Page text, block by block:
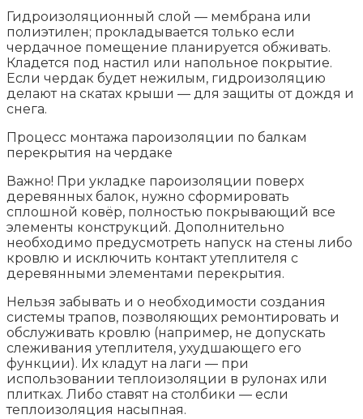
Гидроизоляционный слой — мембрана или
полиэтилен; прокладывается только если
чердачное помещение планируется обживать.
Кладется под настил или напольное покрытие.
Если чердак будет нежилым, гидроизоляцию
делают на скатах крыши — для защиты от дождя и
снега.
Процесс монтажа пароизоляции по балкам
перекрытия на чердаке
Важно! При укладке пароизоляции поверх
деревянных балок, нужно сформировать
сплошной ковёр, полностью покрывающий все
элементы конструкций. Дополнительно
необходимо предусмотреть напуск на стены либо
кровлю и исключить контакт утеплителя с
деревянными элементами перекрытия.
Нельзя забывать и о необходимости создания
системы трапов, позволяющих ремонтировать и
обслуживать кровлю (например, не допускать
слеживания утеплителя, ухудшающего его
функции). Их кладут на лаги — при
использовании теплоизоляции в рулонах или
плитках. Либо ставят на столбики — если
теплоизоляция насыпная.